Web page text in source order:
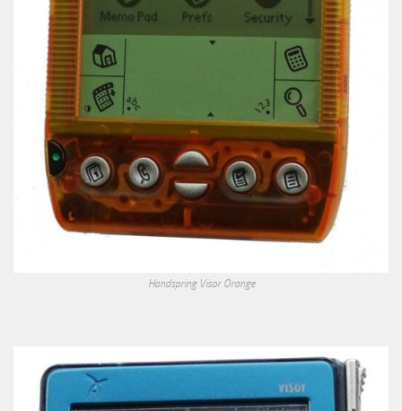
Handspring Visor Orange